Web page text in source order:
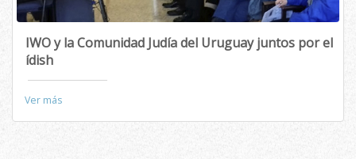
IWO y la Comunidad Judía del Uruguay juntos por el
ídish
Ver más